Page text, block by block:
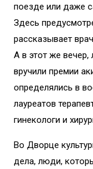
поезде или даже
Здесь
рассказывает
А в этот же
вручили премии
определялись в
лауреатов
гинекологи и
Во Дворце
дела, люди,